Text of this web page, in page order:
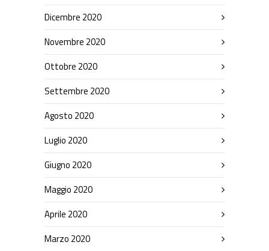
Dicembre 2020
Novembre 2020
Ottobre 2020
Settembre 2020
Agosto 2020
Luglio 2020
Giugno 2020
Maggio 2020
Aprile 2020
Marzo 2020